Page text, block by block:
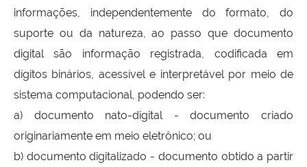
informações, independentemente do formato, do
suporte ou da natureza, ao passo que documento
digital são informação registrada, codificada em
dígitos binários, acessível e interpretável por meio de
sistema computacional, podendo ser:
a) documento nato-digital - documento criado
originariamente em meio eletrônico; ou
b) documento digitalizado - documento obtido a partir